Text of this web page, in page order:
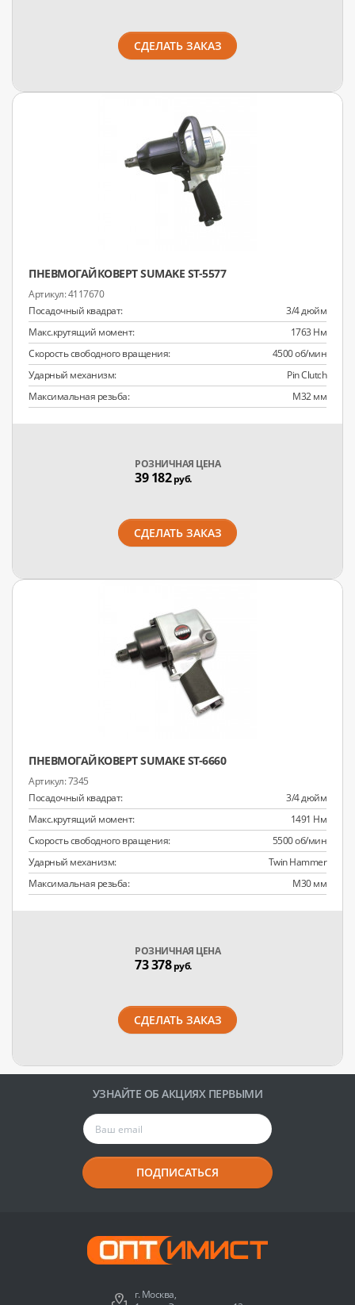
СДЕЛАТЬ ЗАКАЗ
ПНЕВМОГАЙКОВЕРТ SUMAKE ST-5577
4117670
Посадочный квадрат:
3/4 дюйм
Макс.крутящий момент:
1763 Нм
Скорость свободного вращения:
4500 об/мин
Ударный механизм:
Pin Clutch
Максимальная резьба:
M32 мм
РОЗНИЧНАЯ ЦЕНА
39 182руб.
СДЕЛАТЬ ЗАКАЗ
ПНЕВМОГАЙКОВЕРТ SUMAKE ST-6660
7345
Посадочный квадрат:
3/4 дюйм
Макс.крутящий момент:
1491 Нм
Скорость свободного вращения:
5500 об/мин
Ударный механизм:
Twin Hammer
Максимальная резьба:
M30 мм
РОЗНИЧНАЯ ЦЕНА
73 378руб.
СДЕЛАТЬ ЗАКАЗ
УЗНАЙТЕ ОБ АКЦИЯХ ПЕРВЫМИ
ПОДПИСАТЬСЯ
г. Москва,